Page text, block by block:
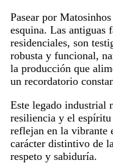
Pasear por
esquina. Las antiguas
residenciales, son
robusta y funcional,
la producción que
un recordatorio
Este legado industrial
resiliencia y el espíritu
reflejan en la vibrante
carácter distintivo de
respeto y sabiduría.